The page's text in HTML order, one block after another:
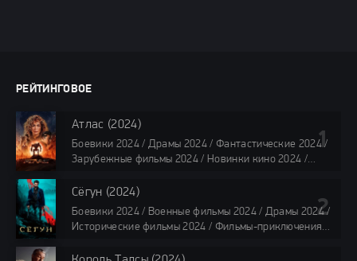
РЕЙТИНГОВОЕ
Атлас (2024)
Боевики 2024 / Драмы 2024 / Фантастические 2024 /
Зарубежные фильмы 2024 / Новинки кино 2024 /
Фильмы 4K / Фильмы 2024 / Популярные фильмы /
Смотреть фильмы онлайн
118 мин.
Сёгун (2024)
Боевики 2024 / Военные фильмы 2024 / Драмы 2024 /
Исторические фильмы 2024 / Фильмы-приключения
Сериалы 4K / Фильмы 2024 / Сериалы в озвучке